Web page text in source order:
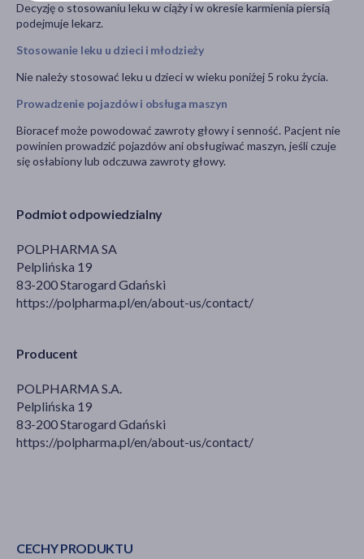
Podmiot odpowiedzialny
POLPHARMA SA
Pelplińska 19
83-200 Starogard Gdański
https://polpharma.pl/en/about-us/contact/
Producent
POLPHARMA S.A.
Pelplińska 19
83-200 Starogard Gdański
https://polpharma.pl/en/about-us/contact/
Decyzję o stosowaniu leku w ciąży i w okresie karmienia piersią
podejmuje lekarz.
Stosowanie leku u dzieci i młodzieży
Nie należy stosować leku u dzieci w wieku poniżej 5 roku życia.
Prowadzenie pojazdów i obsługa maszyn
Bioracef może powodować zawroty głowy i senność. Pacjent nie
powinien prowadzić pojazdów ani obsługiwać maszyn, jeśli czuje
się osłabiony lub odczuwa zawroty głowy.
CECHY PRODUKTU